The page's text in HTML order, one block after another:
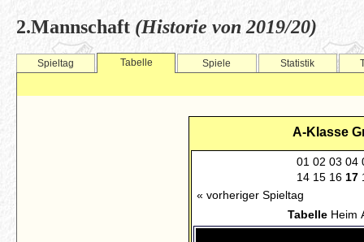
2.Mannschaft (Historie von 2019/20)
Spieltag Tabelle Spiele Statistik
A-Klasse
01 02 03 04
14 15 16 17
« vorheriger Spieltag
Tabelle Heim